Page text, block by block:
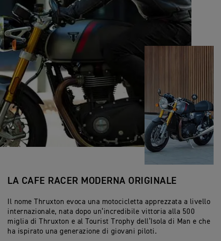
LA CAFE RACER MODERNA ORIGINALE
Il nome Thruxton evoca una motocicletta apprezzata a livello
internazionale, nata dopo un’incredibile vittoria alla 500
miglia di Thruxton e al Tourist Trophy dell’Isola di Man e che
ha ispirato una generazione di giovani piloti.